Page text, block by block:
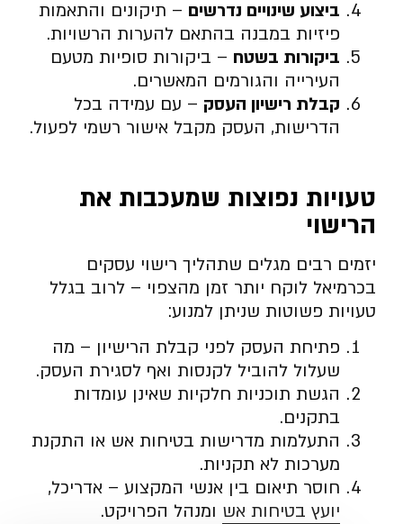
ביצוע שינויים נדרשים – תיקונים והתאמות
פיזיות במבנה בהתאם להערות הרשויות.
ביקורות בשטח – ביקורות סופיות מטעם
העירייה והגורמים המאשרים.
קבלת רישיון העסק – עם עמידה בכל
הדרישות, העסק מקבל אישור רשמי לפעול.
טעויות נפוצות שמעכבות את
הרישוי
יזמים רבים מגלים שתהליך רישוי עסקים
בכרמיאל לוקח יותר זמן מהצפוי – לרוב בגלל
טעויות פשוטות שניתן למנוע:
פתיחת העסק לפני קבלת הרישיון – מה
שעלול להוביל לקנסות ואף לסגירת העסק.
הגשת תוכניות חלקיות שאינן עומדות
בתקנים.
התעלמות מדרישות בטיחות אש או התקנת
מערכות לא תקניות.
חוסר תיאום בין אנשי המקצוע – אדריכל,
יועץ בטיחות אש ומנהל הפרויקט.